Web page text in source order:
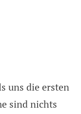
uns die ersten
sind nichts